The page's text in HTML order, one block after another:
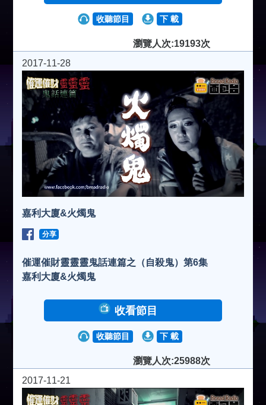
收聽節目 下 載
瀏覽人次:19193次
2017-11-28
嘉利大廈&火燭鬼
分享
催運催財靈靈靈鬼話連篇之（自殺鬼）第6集
嘉利大廈&火燭鬼
收看節目
收聽節目 下 載
瀏覽人次:25988次
2017-11-21